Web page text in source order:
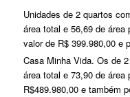
Unidades de 2 quartos
área total e 56,69 de
valor de R$ 399.980,00 e
Casa Minha Vida. Os de
área total e 73,90 de
R$489.980,00 e também